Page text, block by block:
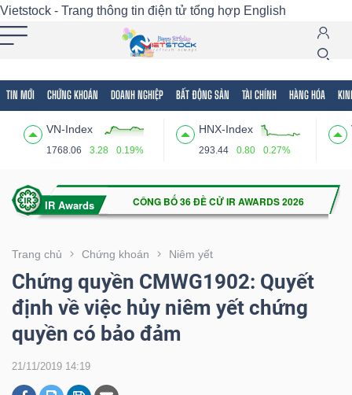
Vietstock - Trang thông tin điện tử tổng hợp English
TIN MỚI CHỨNG KHOÁN DOANH NGHIỆP BẤT ĐỘNG SẢN TÀI CHÍNH HÀNG HÓA
VN-Index
1768.06 3.28 0.19%
HNX-Index
293.44 0.80 0.27%
Trang chủ Chứng khoán Niêm yết
Chứng quyền CMWG1902: Quyết
định về việc hủy niêm yết chứng
quyền có bảo đảm
21/11/2019 14:19
Tất cả Tính năng Ngành Mã chứng khoán
Tính
(-)
VIETSTOCK
CHỨNG
KHOÁN